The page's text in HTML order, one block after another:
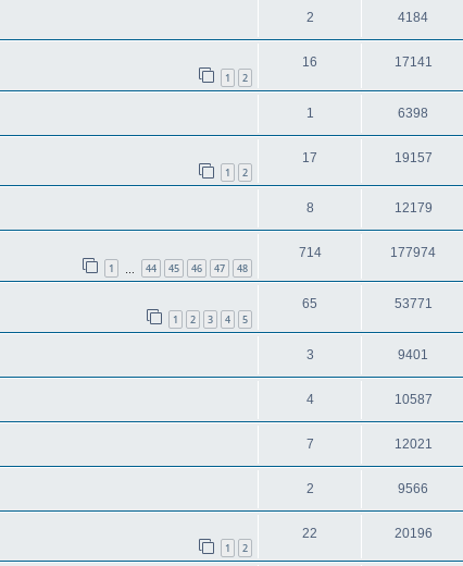
2 4184
1 2
16 17141
1 6398
1 2
17 19157
8 12179
1 44 45 46 47 48
714 177974
1 2 3 4 5
65 53771
3 9401
4 10587
7 12021
2 9566
1 2
22 20196